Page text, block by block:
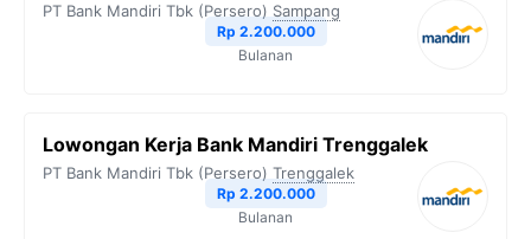
PT Bank Mandiri Tbk (Persero) Sampang
Rp 2.200.000
Bulanan
Lowongan Kerja Bank Mandiri Trenggalek
PT Bank Mandiri Tbk (Persero) Trenggalek
Rp 2.200.000
Bulanan